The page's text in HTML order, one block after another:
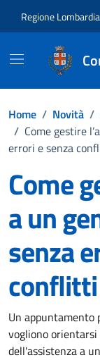
Regione Lombardia
Home / Novità /
/ Come gestire
errori e senza
Come
a un
senza
conflitti
Dettagli
Un appuntamento
vogliono
dell'assistenza a